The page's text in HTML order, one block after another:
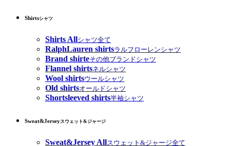
Shirtsシャツ
Shirts Allシャツ全て
RalphLauren shirtsラルフローレンシャツ
Brand shirteその他ブランドシャツ
Flannel shirtsネルシャツ
Wool shirtsウールシャツ
Old shirtsオールドシャツ
Shortsleeved shirts半袖シャツ
Sweat&Jerseyスウェット&ジャージ
Sweat&Jersey Allスウェット&ジャージ全て